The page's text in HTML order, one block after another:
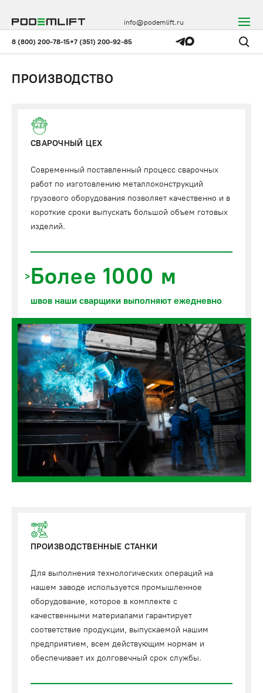
8 (800) 200-78-15+7 (351) 200-92-85
info@podemlift.ru
ПРОИЗВОДСТВО
СВАРОЧНЫЙ ЦЕХ
Современный поставленный процесс сварочных
работ по изготовлению металлоконструкций
грузового оборудования позволяет качественно и в
короткие сроки выпускать большой объем готовых
изделий.
Более 1000 м
швов наши сварщики выполняют ежедневно
ПРОИЗВОДСТВЕННЫЕ СТАНКИ
Для выполнения технологических операций на
нашем заводе используется промышленное
оборудование, которое в комплекте с
качественными материалами гарантирует
соответствие продукции, выпускаемой нашим
предприятием, всем действующим нормам и
обеспечивает их долговечный срок службы.